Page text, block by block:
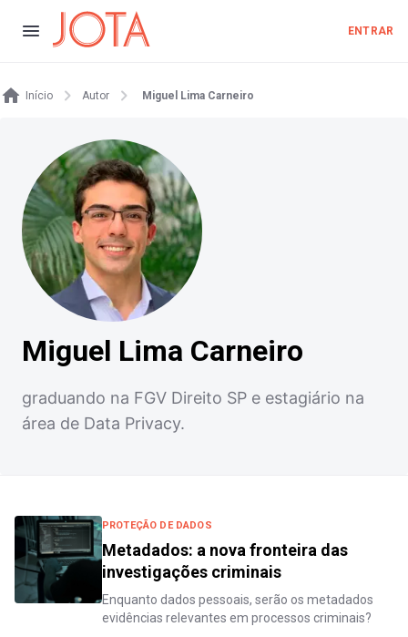
ENTRAR
Início Autor Miguel Lima Carneiro
Miguel Lima Carneiro
graduando na FGV Direito SP e estagiário na
área de Data Privacy.
PROTEÇÃO DE DADOS
Metadados: a nova fronteira das
investigações criminais
Enquanto dados pessoais, serão os metadados
evidências relevantes em processos criminais?